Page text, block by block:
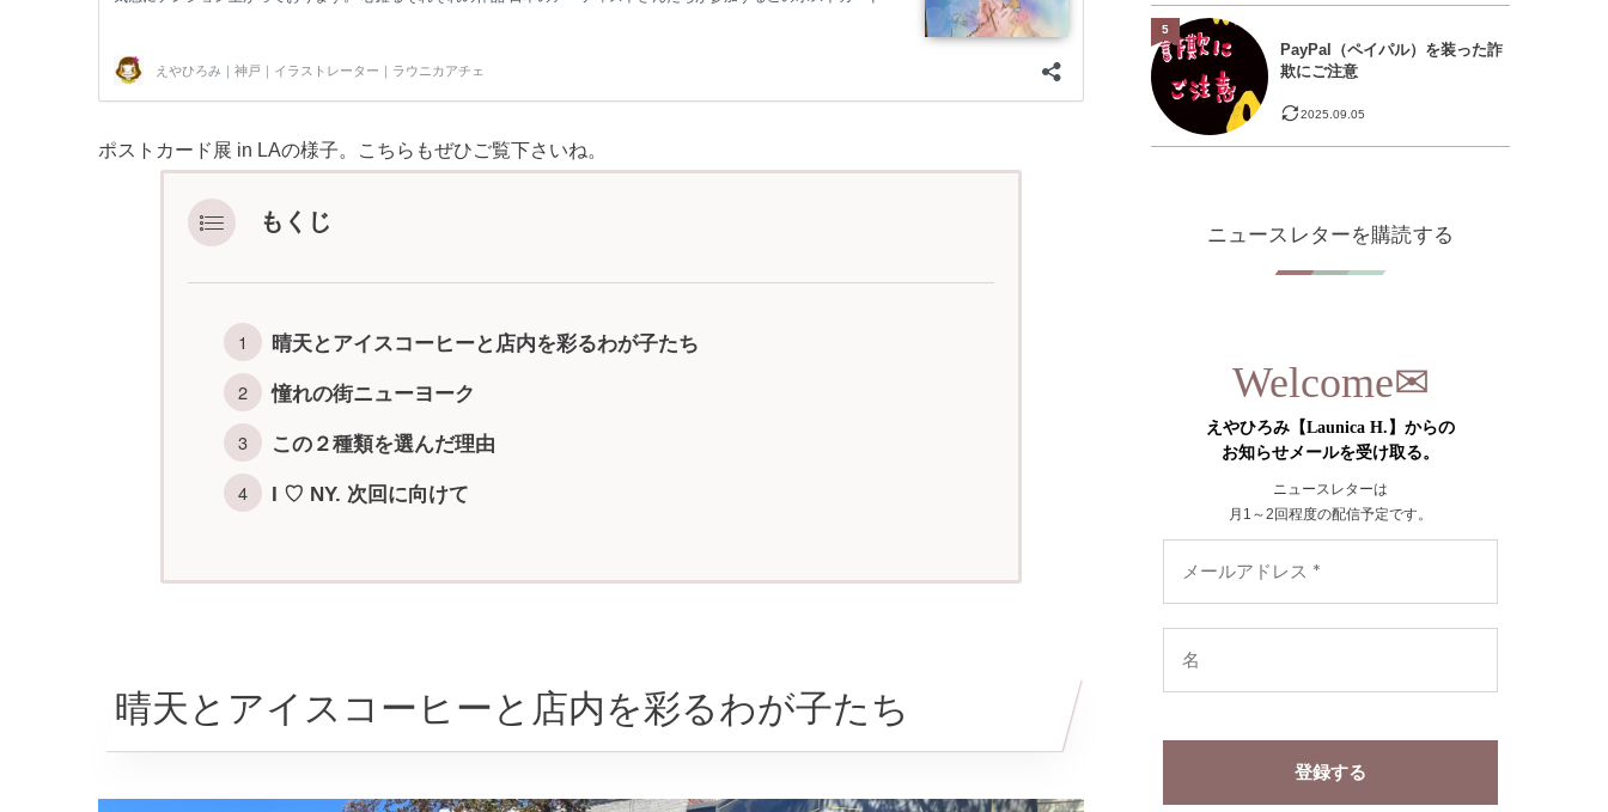
ポストカード展 in LAの様子。こちらもぜひご覧下さいね。
もくじ
晴天とアイスコーヒーと店内を彩るわが子たち
憧れの街ニューヨーク
この２種類を選んだ理由
I ♡ NY. 次回に向けて
晴天とアイスコーヒーと店内を彩るわが子たち
PayPal（ペイパル）を装った詐
欺にご注意
2025.09.05
5
ニュースレターを購読する
Welcome✉︎
えやひろみ【Launica H.】からの
お知らせメールを受け取る。
ニュースレターは
月1～2回程度の配信予定です。